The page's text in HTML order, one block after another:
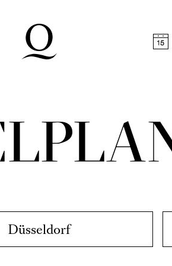
Düsseldorf